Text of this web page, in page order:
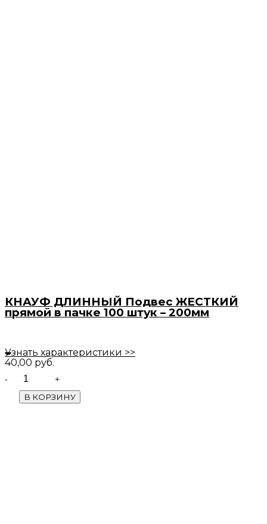
КНАУФ ДЛИННЫЙ Подвес ЖЕСТКИЙ
прямой в пачке 100 штук – 200мм
Узнать характеристики >>
40,00 руб.
В КОРЗИНУ